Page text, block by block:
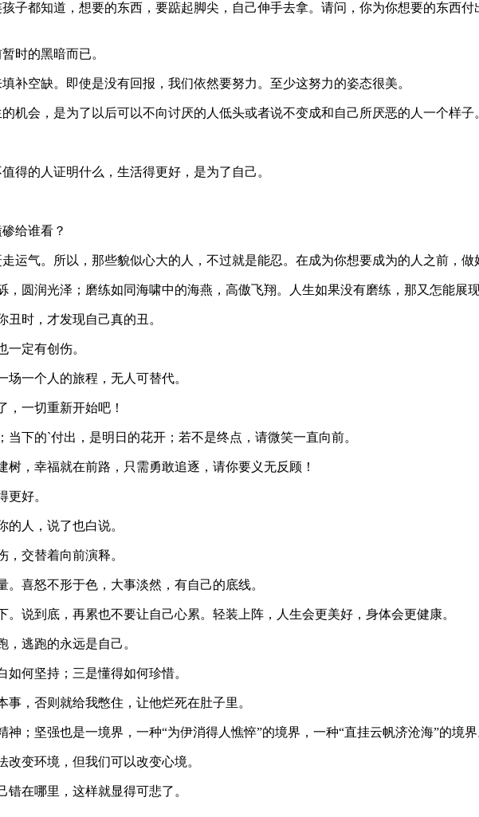
子都知道，想要的东西，要踮起脚尖，自己伸手去拿。请问，你为你想要的东西
时的黑暗而已。
补空缺。即使是没有回报，我们依然要努力。至少这努力的姿态很美。
机会，是为了以后可以不向讨厌的人低头或者说不变成和自己所厌恶的人一个样子
得的人证明什么，生活得更好，是为了自己。
给谁看？
运气。所以，那些貌似心大的人，不过就是能忍。在成为你想要成为的人之前，做
圆润光泽；磨练如同海啸中的海燕，高傲飞翔。人生如果没有磨练，那又怎能展现
时，才发现自己真的丑。
定有创伤。
一个人的旅程，无人可替代。
，一切重新开始吧！
下的`付出，是明日的花开；若不是终点，请微笑一直向前。
，幸福就在前路，只需勇敢追逐，请你要义无反顾！
更好。
人，说了也白说。
交替着向前演释。
喜怒不形于色，大事淡然，有自己的底线。
说到底，再累也不要让自己心累。轻装上阵，人生会更美好，身体会更健康。
逃跑的永远是自己。
何坚持；三是懂得如何珍惜。
，否则就给我憋住，让他烂死在肚子里。
；坚强也是一境界，一种“为伊消得人憔悴”的境界，一种“直挂云帆济沧海”的境界
变环境，但我们可以改变心境。
在哪里，这样就显得可悲了。